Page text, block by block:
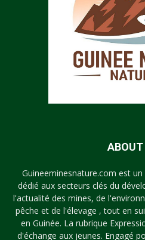
ABOUT
Guineeminesnature.com est
dédié aux secteurs clés du
l'actualité des mines, de
pêche et de l'élevage , tout en
en Guinée. La rubrique
d'échange aux jeunes. Engagé